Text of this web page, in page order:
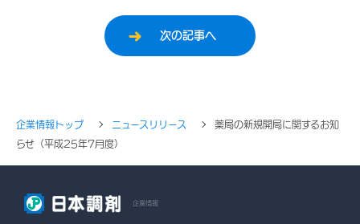
次の記事へ
企業情報トップ ニュースリリース
薬局の新規開局に関するお知
らせ（平成25年7月度）
企業情報